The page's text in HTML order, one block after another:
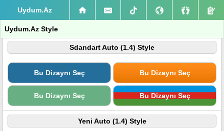
Uydum.Az
Uydum.Az Style
Sdandart Auto (1.4) Style
Bu Dizaynı Seç Bu Dizaynı Seç
Bu Dizaynı Seç Bu Dizaynı Seç
Yeni Auto (1.4) Style